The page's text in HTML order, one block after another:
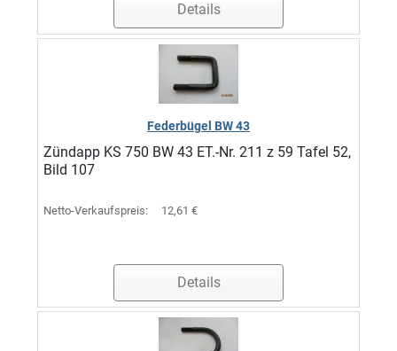
Details
Federbügel BW 43
Zündapp KS 750 BW 43 ET.-Nr. 211 z 59 Tafel 52,
Bild 107
Netto-Verkaufspreis: 12,61 €
Details